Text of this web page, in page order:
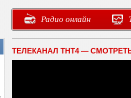
Радио онлайн
ТЕЛЕКАНАЛ ТНТ4 —